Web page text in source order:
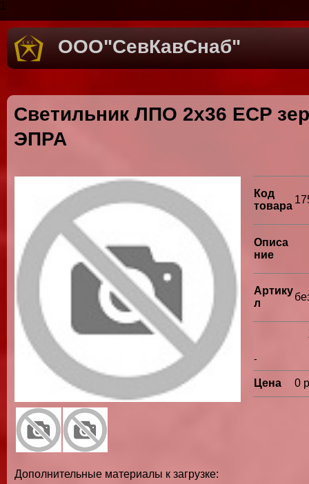
1
ООО"СевКавСнаб"
Светильник ЛПО 2х36 ECP
ЭПРА
Дополнительные материалы к загрузке:
Код
товара
Описа
ние
Артику
л
-
Цена 0